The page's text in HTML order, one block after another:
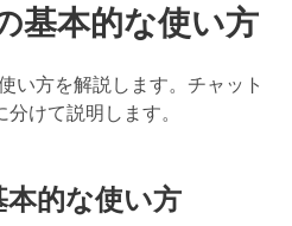
基本的な使い方
い方を解説します。チャット
けて説明します。
的な使い方